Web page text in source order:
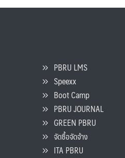
PBRU LMS
Speexx
Boot Camp
PBRU JOURNAL
GREEN PBRU
จัดซื้อจัดจ้าง
ITA PBRU